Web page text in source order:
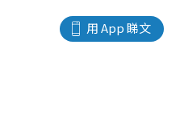
用 App 睇文